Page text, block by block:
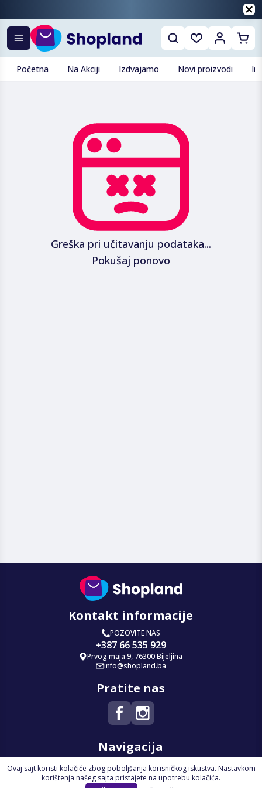
Početna Na Akciji Izdvajamo Novi proizvodi
Greška pri učitavanju podataka...
Pokušaj ponovo
Kontakt informacije
POZOVITE NAS
+387 66 535 929
Prvog maja 9, 76300 Bijeljina
info@shopland.ba
Pratite nas
Navigacija
Početna
Na Akciji
Ovaj sajt koristi kolačiće zbog poboljšanja korisničkog iskustva. Nastavkom
korištenja našeg sajta pristajete na upotrebu kolačića.